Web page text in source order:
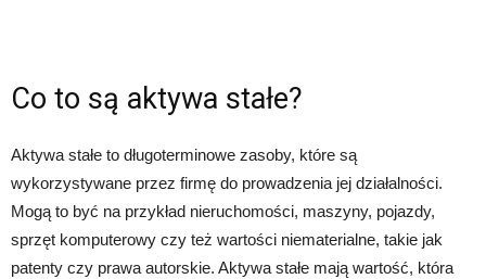
Co to są aktywa stałe?
Aktywa stałe to długoterminowe zasoby, które są
wykorzystywane przez firmę do prowadzenia jej działalności.
Mogą to być na przykład nieruchomości, maszyny, pojazdy,
sprzęt komputerowy czy też wartości niematerialne, takie jak
patenty czy prawa autorskie. Aktywa stałe mają wartość, która